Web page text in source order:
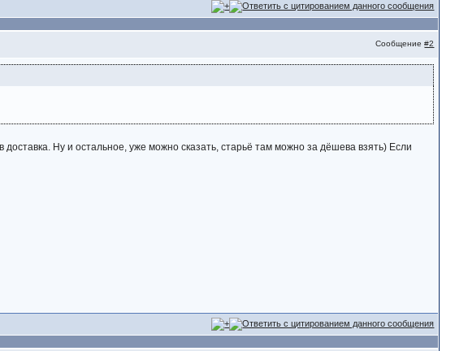
Сообщение#2
Ну и остальное, уже можно сказать, старьё там можно за дёшева взять) Если